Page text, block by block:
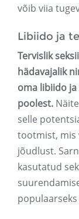
võib viia
Libiido ja
Tervislik
hädavajalik
oma libiido
poolest.
selle
tootmist, mis
jõudlust.
kasutatud
populaarseks